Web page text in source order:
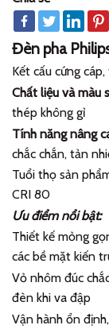
Đèn pha
Kết cấu cứng
Chất liệu và màu
thép không gỉ
Tính năng nâng
chắc chắn, tản
Tuổi thọ sản
CRI 80
Ưu điểm nổi bật:
Thiết kế mỏng
các bề mặt kiến
Vỏ nhôm đúc
đèn khi va đập
Vận hành ổn